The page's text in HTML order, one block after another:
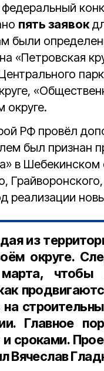
пять заявок
были
«Петровская
округе.
РФ провёл
был признан
в Шебекинском
реализации
из
округе.
чтобы
Главное
и сроками.
Вячеслав